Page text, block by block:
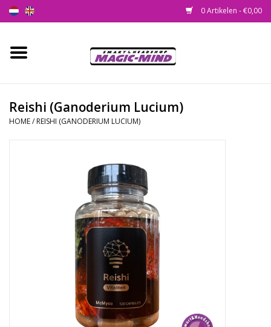
0 Artikelen - €0,00
Home
Smartshop
Rituals & Wierook
Reishi (Ganoderium Lucium)
HOME/ REISHI (GANODERIUM LUCIUM)